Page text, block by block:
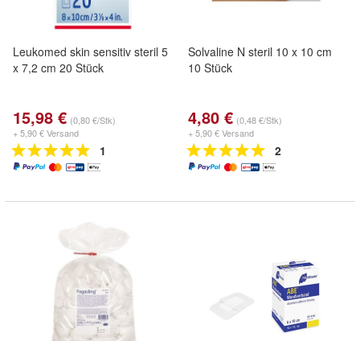
Leukomed skin sensitiv steril 5
x 7,2 cm 20 Stück
15,98 € (0,80 €/Stk)
+ 5,90 € Versand
1
Solvaline N steril 10 x 10 cm
10 Stück
4,80 € (0,48 €/Stk)
+ 5,90 € Versand
2